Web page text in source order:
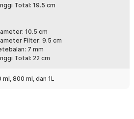
untuk pembelian produk ini:
Press Coffee Maker Pot Plunger
Total: 19.5 cm
10.5 cm
Filter: 9.5 cm
7 mm
Total: 22 cm
ml, 800 ml, dan 1L